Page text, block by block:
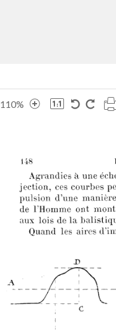
110%